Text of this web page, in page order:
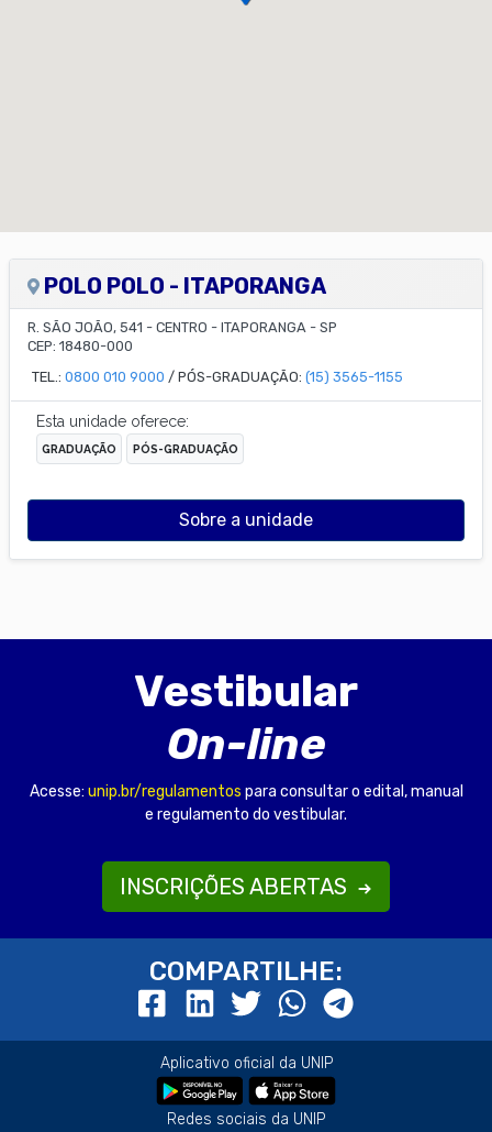
POLO POLO - ITAPORANGA
R. SÃO JOÃO, 541 - CENTRO - ITAPORANGA - SP
CEP: 18480-000
TEL.: 0800 010 9000 / PÓS-GRADUAÇÃO: (15) 3565-1155
Esta unidade oferece:
GRADUAÇÃO PÓS-GRADUAÇÃO
Sobre a unidade
Vestibular
On-line
Acesse: unip.br/regulamentos para consultar o edital, manual
e regulamento do vestibular.
INSCRIÇÕES ABERTAS
COMPARTILHE:
Aplicativo oficial da UNIP
Redes sociais da UNIP